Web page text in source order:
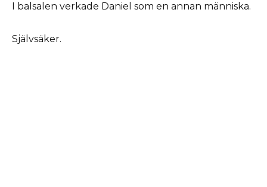
I balsalen verkade Daniel som en annan människa.
Självsäker.